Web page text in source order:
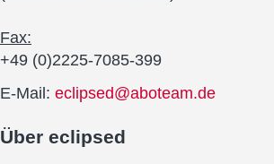
Fax:
+49 (0)2225-7085-399
E-Mail: eclipsed@aboteam.de
Über eclipsed